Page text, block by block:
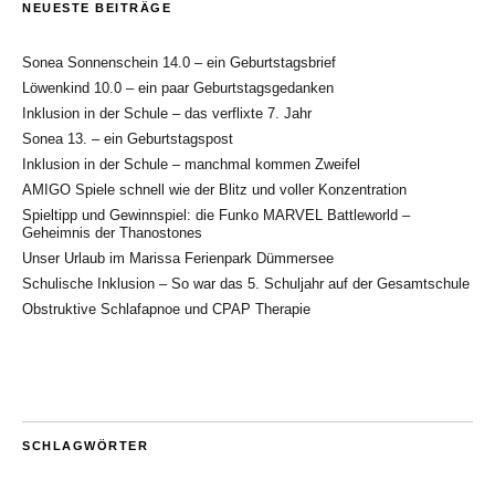
NEUESTE BEITRÄGE
Sonea Sonnenschein 14.0 – ein Geburtstagsbrief
Löwenkind 10.0 – ein paar Geburtstagsgedanken
Inklusion in der Schule – das verflixte 7. Jahr
Sonea 13. – ein Geburtstagspost
Inklusion in der Schule – manchmal kommen Zweifel
AMIGO Spiele schnell wie der Blitz und voller Konzentration
Spieltipp und Gewinnspiel: die Funko MARVEL Battleworld –
Geheimnis der Thanostones
Unser Urlaub im Marissa Ferienpark Dümmersee
Schulische Inklusion – So war das 5. Schuljahr auf der Gesamtschule
Obstruktive Schlafapnoe und CPAP Therapie
SCHLAGWÖRTER